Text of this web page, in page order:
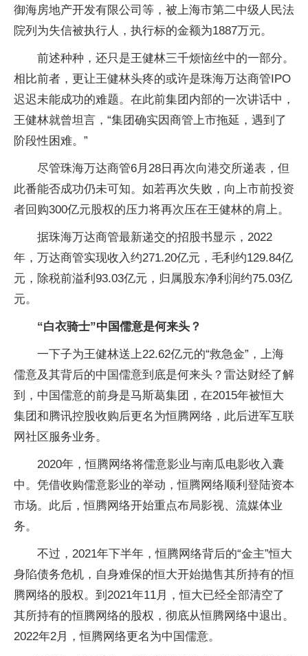
御海房地产开发有限公司等，被上海市第二中级人民法
院列为失信被执行人，执行标的金额为1887万元。
前述种种，还只是王健林三千烦恼丝中的一部分。
相比前者，更让王健林头疼的或许是珠海万达商管IPO
迟迟未能成功的难题。在此前集团内部的一次讲话中，
王健林就曾坦言，“集团确实因商管上市拖延，遇到了
阶段性困难。”
尽管珠海万达商管6月28日再次向港交所递表，但
此番能否成功仍未可知。如若再次失败，向上市前投资
者回购300亿元股权的压力将再次压在王健林的肩上。
据珠海万达商管最新递交的招股书显示，2022
年，万达商管实现收入约271.20亿元，毛利约129.84亿
元，除税前溢利93.03亿元，归属股东净利润约75.03亿
元。
“白衣骑士”中国儒意是何来头？
一下子为王健林送上22.62亿元的“救急金”，上海
儒意及其背后的中国儒意到底是何来头？雷达财经了解
到，中国儒意的前身是马斯葛集团，在2015年被恒大
集团和腾讯控股收购后更名为恒腾网络，此后进军互联
网社区服务业务。
2020年，恒腾网络将儒意影业与南瓜电影收入囊
中。凭借收购儒意影业的举动，恒腾网络顺利登陆资本
市场。此后，恒腾网络开始重点布局影视、流媒体业
务。
不过，2021年下半年，恒腾网络背后的“金主”恒大
身陷债务危机，自身难保的恒大开始抛售其所持有的恒
腾网络的股权。到2021年11月，恒大已经全部清空了
其所持有的恒腾网络的股权，彻底从恒腾网络中退出。
2022年2月，恒腾网络更名为中国儒意。